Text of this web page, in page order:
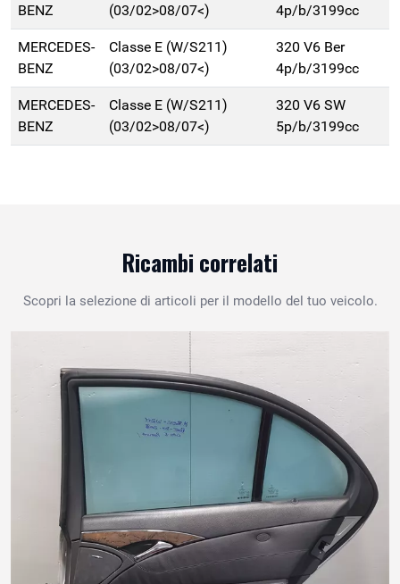
BENZ
(03/02>08/07<)
4p/b/3199cc
MERCEDES-
BENZ
Classe E (W/S211)
(03/02>08/07<)
320 V6 Ber
4p/b/3199cc
MERCEDES-
BENZ
Classe E (W/S211)
(03/02>08/07<)
320 V6 SW
5p/b/3199cc
Ricambi correlati
Scopri la selezione di articoli per il modello del tuo veicolo.